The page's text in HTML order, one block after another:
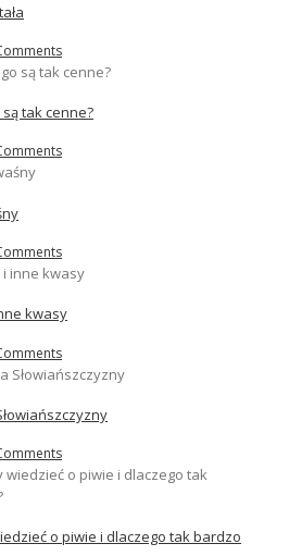
tak cenne?
kwasy
o piwie i dlaczego tak bardzo